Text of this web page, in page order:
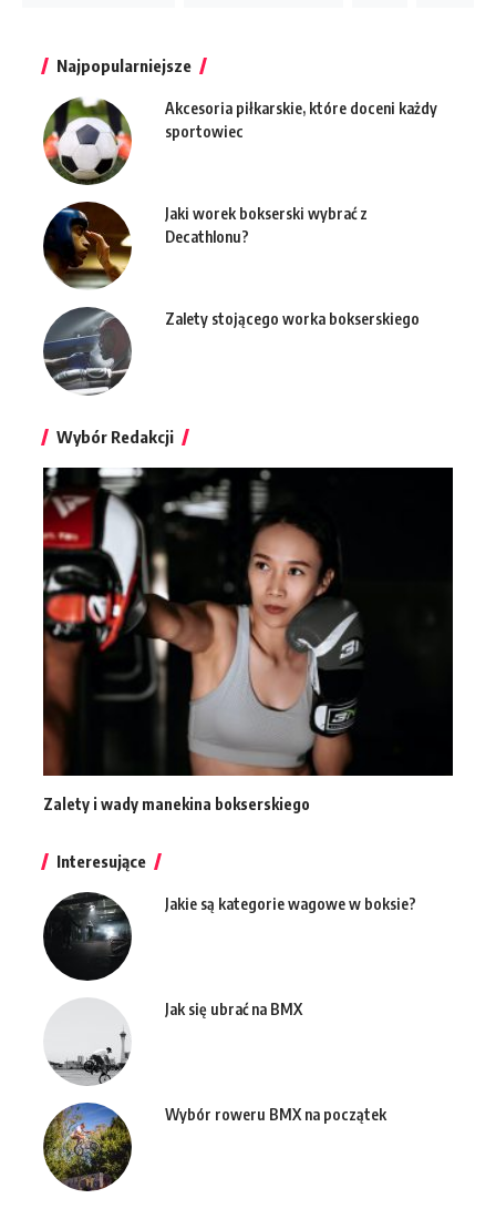
Najpopularniejsze
Akcesoria piłkarskie, które doceni każdy
sportowiec
Jaki worek bokserski wybrać z
Decathlonu?
Zalety stojącego worka bokserskiego
Wybór Redakcji
Zalety i wady manekina bokserskiego
Interesujące
Jakie są kategorie wagowe w boksie?
Jak się ubrać na BMX
Wybór roweru BMX na początek